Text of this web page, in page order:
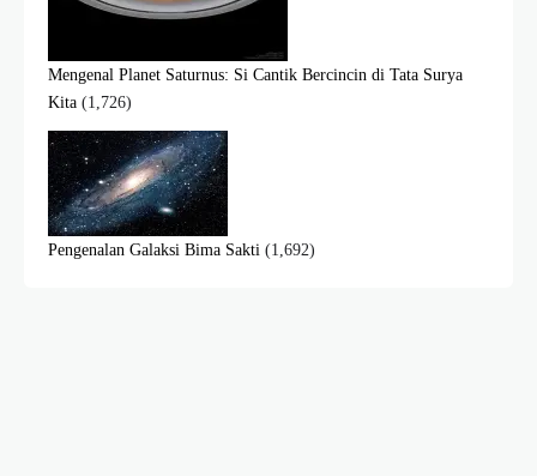
Mengenal Planet Saturnus: Si Cantik Bercincin di Tata Surya
Kita (1,726)
Pengenalan Galaksi Bima Sakti (1,692)